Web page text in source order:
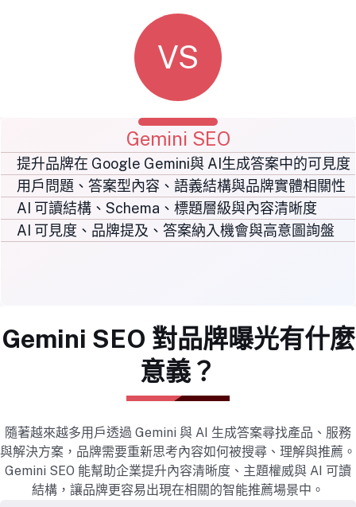
VS
Gemini SEO
提升品牌在 Google Gemini與 AI生成答案中的可見度
用戶問題、答案型內容、語義結構與品牌實體相關性
AI 可讀結構、Schema、標題層級與內容清晰度
AI 可見度、品牌提及、答案納入機會與高意圖詢盤
Gemini SEO 對品牌曝光有什麼
意義？
隨著越來越多用戶透過 Gemini 與 AI 生成答案尋找產品、服務
與解決方案，品牌需要重新思考內容如何被搜尋、理解與推薦。
Gemini SEO 能幫助企業提升內容清晰度、主題權威與 AI 可讀
結構，讓品牌更容易出現在相關的智能推薦場景中。